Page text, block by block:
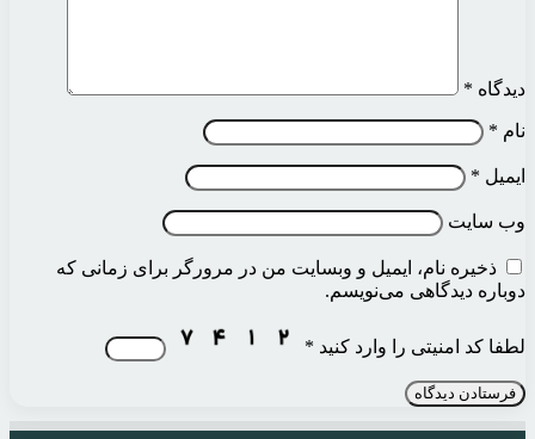
دیدگاه *
نام *
ایمیل *
وب‌ سایت
ذخیره نام، ایمیل و وبسایت من در مرورگر برای زمانی که
دوباره دیدگاهی می‌نویسم.
لطفا کد امنیتی را وارد کنید *